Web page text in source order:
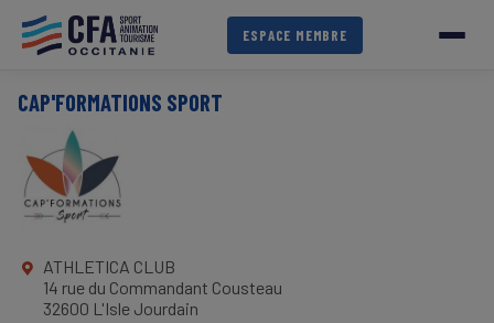
contenu
ESPACE MEMBRE
CAP'FORMATIONS SPORT
ATHLETICA CLUB
14 rue du Commandant Cousteau
32600 L'Isle Jourdain